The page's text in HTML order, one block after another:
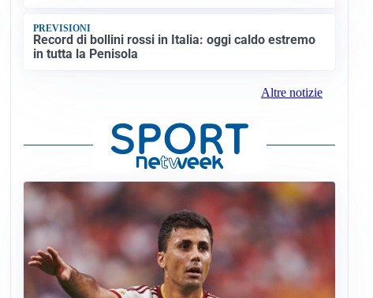
PREVISIONI
Record di bollini rossi in Italia: oggi caldo estremo
in tutta la Penisola
Altre notizie